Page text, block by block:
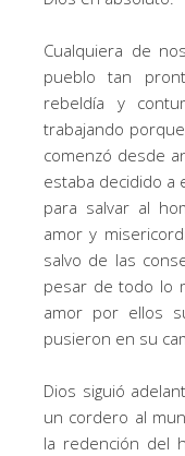
Cualquiera de
pueblo tan
rebeldía y
trabajando
comenzó desde
estaba decidido a
para salvar al
amor y
salvo de las
pesar de todo lo
amor por ellos
pusieron en su
Dios siguió
un cordero al
la redención del